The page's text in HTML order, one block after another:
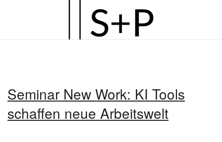
Hauptinhalt
Seminar New Work: KI Tools
schaffen neue Arbeitswelt